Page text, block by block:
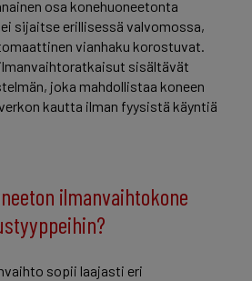
osa konehuoneetonta
sijaitse erillisessä valvomossa,
vianhaku korostuvat.
sisältävät
joka mahdollistaa koneen
kautta ilman fyysistä käyntiä
ilmanvaihtokone
sopii laajasti eri